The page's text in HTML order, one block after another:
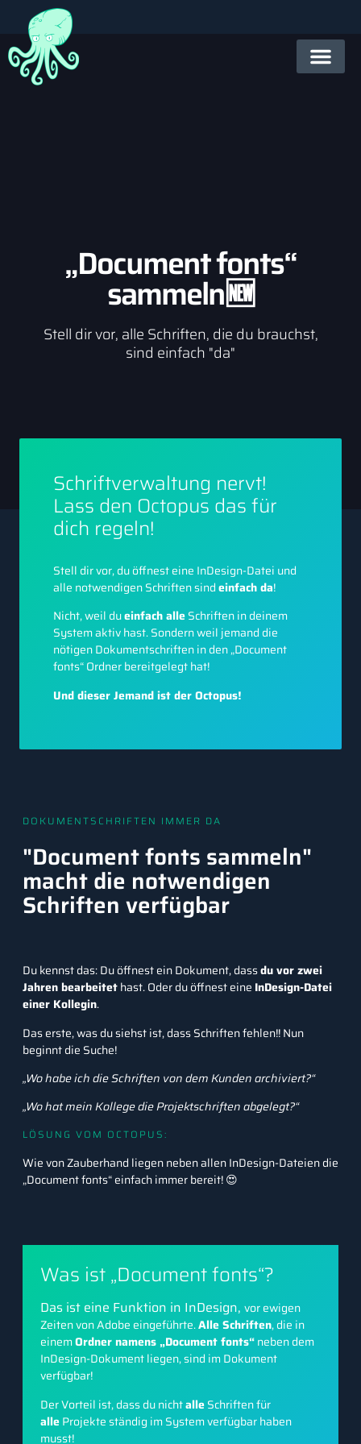
„Document fonts“
sammeln🆕
Stell dir vor, alle Schriften, die du brauchst,
sind einfach "da"
Schriftverwaltung nervt!
Lass den Octopus das für
dich regeln!
Stell dir vor, du öffnest eine InDesign-Datei und
alle notwendigen Schriften sindeinfach da!
Nicht, weil dueinfach alleSchriften in deinem
System aktiv hast. Sondern weil jemand die
nötigen Dokumentschriften in den „Document
fonts“ Ordner bereitgelegt hat!
Und dieser Jemand ist der Octopus!
DOKUMENTSCHRIFTEN IMMER DA
"Document fonts sammeln"
macht die notwendigen
Schriften verfügbar
Du kennst das: Du öffnest ein Dokument, dassdu vor zwei
Jahren bearbeitethast. Oder du öffnest eine InDesign-Datei
einer Kollegin.
Das erste, was du siehst ist, dass Schriften fehlen!! Nun
beginnt die Suche!
„Wo habe ich die Schriften von dem Kunden archiviert?“
„Wo hat mein Kollege die Projektschriften abgelegt?“
LÖSUNG VOM OCTOPUS:
Wie von Zauberhand liegen neben allen InDesign-Dateien die
„Document fonts“ einfach immer bereit! 😍
Was ist „Document fonts“?
Das ist eine Funktion in InDesign, vor ewigen
Zeiten von Adobe eingeführte.Alle Schriften, die in
einemOrdner namens „Document fonts“neben dem
InDesign-Dokument liegen, sind im Dokument
verfügbar!
Der Vorteil ist, dass du nichtalleSchriften für
alleProjekte ständig im System verfügbar haben
musst!